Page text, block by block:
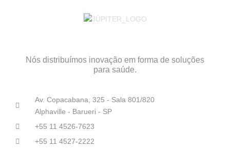
Nós distribuímos inovação em forma de soluções
para saúde.
Av. Copacabana, 325 - Sala 801/820
Alphaville - Barueri - SP
+55 11 4526-7623
+55 11 4527-2222